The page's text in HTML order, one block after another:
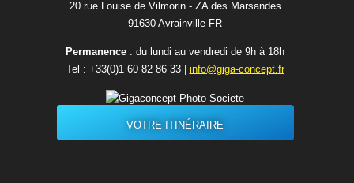
20 rue Louise de Vilmorin - ZA des Marsandes
91630 Avrainvilleㅤ-ㅤFR
Permanence : du lundi au vendredi de 9h à 18h
Tel : +33(0)1 60 82 86 33| info@giga-concept.fr
VOTRE ITINÉRAIRE